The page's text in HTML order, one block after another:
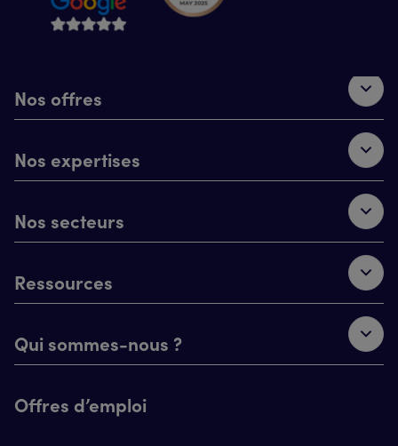
Nos offres
Nos expertises
Nos secteurs
Ressources
Qui sommes-nous ?
Offres d’emploi